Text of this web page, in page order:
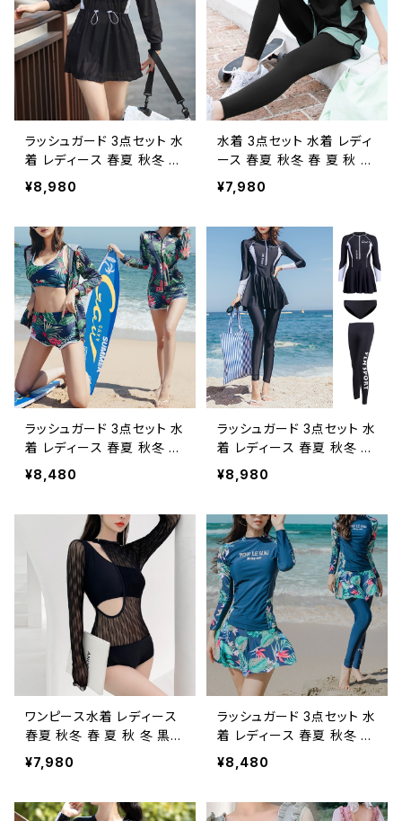
ーチ 海 アウトドア リゾート
コーヒー カジュアル OL 2
0代 30代 40代 50代 K-M
0023
ウェア 大きいサイズ 水着
水泳 プール ビーチ 海 アウ
トドア リゾート ライトブルー
カジュアル OL 20代 30代
40代 50代 K-M0021
ラッシュガード 3点セット 水
着 レディース 春夏 秋冬 春
夏 秋 冬 黒 長袖ラッシュガ
ード パーカー インナートッ
プ ビキニトップス 長袖 フィ
ットネスウェア セットアップ
スイムウェア トップス 大き
いサイズ 水着 水泳 プール
ビーチ 海 アウトドア リゾー
ト ヨガウェア フィットネス
ヨガレギンス ブラック ダイ
エット トレーニングウェア
スポーツウェア ランニング
ウェア カジュアル OL 20代
30代 40代 50代 K-M001
6
¥8,980
水着 3点セット 水着 レディ
ース 春夏 秋冬 春 夏 秋 冬
半袖トップス ラッシュガード
インナートップス レギンス
ネスウェア セットアップ ス
イムウェア トップス 大きい
サイズ 水着 水泳 プール ビ
ーチ 海 アウトドア リゾート
ヨガウェア フィットネス ヨ
ガレギンス ネイビー ダイエ
ット トレーニングウェア ス
ポーツウェア ランニングウ
ェア カジュアル OL 20代 3
0代 40代 50代 K-M0015
¥7,980
ラッシュガード 3点セット 水
着 レディース 春夏 秋冬 春
夏 秋 冬 長袖ラッシュガー
ド カップ付きトップス ショ
袖 短パン ショーパン 花柄
フィットネスウェア セットア
ップ スイムウェア ビキニ ト
ップス 大きいサイズ 水着
水泳 プール ビーチ 海 アウ
トドア リゾート ヨガウェア
フィットネス ヨガレギンス
ネイビー ダイエット トレー
ニングウェア スポーツウェ
ア ランニングウェア カジュ
アル OL 20代 30代 40代
50代 K-M0004
¥8,480
ラッシュガード 3点セット 水
着 レディース 春夏 秋冬 春
夏 秋 冬 長袖ラッシュガー
ド ショーツ レギンス スカー
トネスウェア セットアップ
スイムウェア トップス 大き
いサイズ 水着 水泳 プール
ビーチ 海 アウトドア リゾー
ト ヨガウェア フィットネス
ヨガレギンス ネイビー ダイ
エット トレーニングウェア
スポーツウェア ランニング
ウェア カジュアル OL 20代
30代 40代 50代 K-M000
3
¥8,980
ワンピース水着 レディース
春夏 秋冬 春 夏 秋 冬 黒
カップ付き ワンピース水着
長袖 ワンピ水着 千鳥柄ワ
ウェア 千鳥格子 スイムウェ
¥7,980
ラッシュガード 3点セット 水
着 レディース 春夏 秋冬 春
夏 秋 冬 長袖ラッシュガー
ド インナー付きスカート レ
柄 長袖 フィットネスウェア
¥8,480